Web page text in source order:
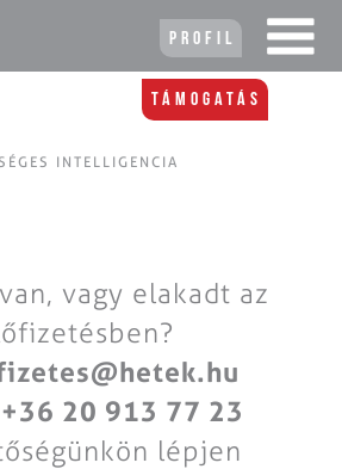
Profil
Támogatás
INTELLIGENCIA
vagy elakadt az
+36 20 913 77 23
lépjen